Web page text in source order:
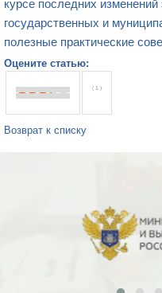
курсе последних
государственных и
полезные практические
Оцените статью:
( 1 )
Возврат к списку